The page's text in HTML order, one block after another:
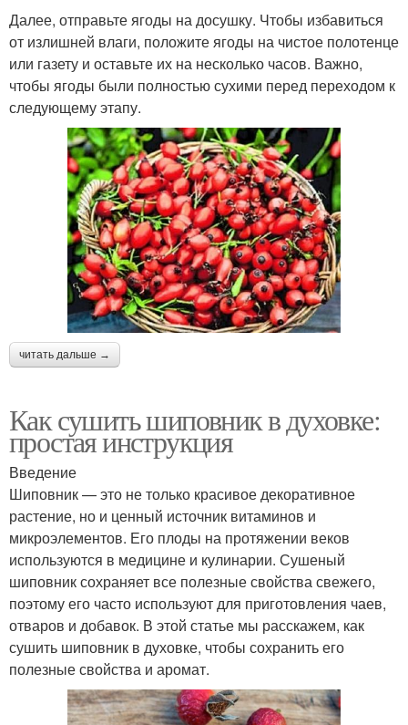
Далее, отправьте ягоды на досушку. Чтобы избавиться
от излишней влаги, положите ягоды на чистое полотенце
или газету и оставьте их на несколько часов. Важно,
чтобы ягоды были полностью сухими перед переходом к
следующему этапу.
читать дальше →
Как сушить шиповник в духовке:
простая инструкция
Введение
Шиповник — это не только красивое декоративное
растение, но и ценный источник витаминов и
микроэлементов. Его плоды на протяжении веков
используются в медицине и кулинарии. Сушеный
шиповник сохраняет все полезные свойства свежего,
поэтому его часто используют для приготовления чаев,
отваров и добавок. В этой статье мы расскажем, как
сушить шиповник в духовке, чтобы сохранить его
полезные свойства и аромат.